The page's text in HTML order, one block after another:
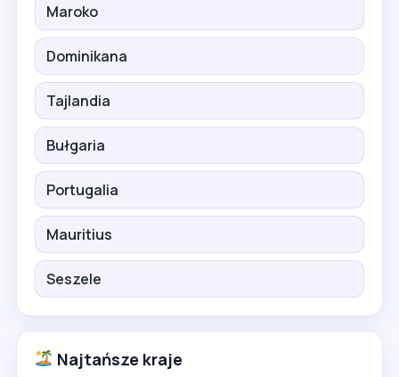
Maroko
Dominikana
Tajlandia
Bułgaria
Portugalia
Mauritius
Seszele
Najtańsze kraje